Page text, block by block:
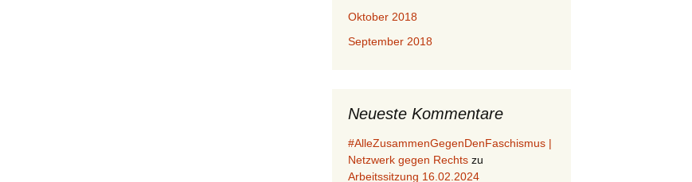
Oktober 2018
September 2018
Neueste Kommentare
#AlleZusammenGegenDenFaschismus |
Netzwerk gegen Rechts zu
Arbeitssitzung 16.02.2024